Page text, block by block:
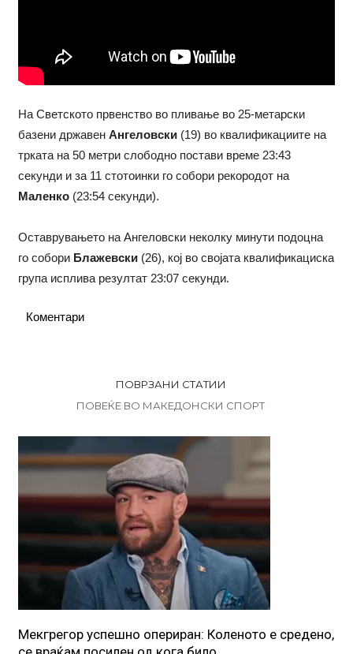
На Светското првенство во пливање во 25-метарски
базени државен Ангеловски(19) во квалификациите на
трката на 50 метри слободно постави време 23:43
секунди и за 11 стотоинки го собори рекородот на
Маленко(23:54 секунди).
Оставрувањето на Ангеловски неколку минути подоцна
го собори Блажевски(26), кој во својата квалификациска
група исплива резултат 23:07 секунди.
Коментари
ПОВРЗАНИ СТАТИИ
ПОВЕЌЕ ВО МАКЕДОНСКИ СПОРТ
Мекгрегор успешно опериран: Коленото е средено,